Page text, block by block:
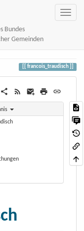
Bundes
Gemeinden
francois_traudisch